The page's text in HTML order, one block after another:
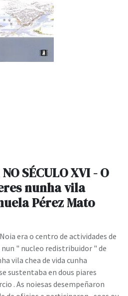
SÉCULO XVI - O
nunha vila
Pérez Mato
era o centro de actividades de
" nucleo redistribuidor " de
vila chea de vida cunha
sustentaba en dous piares
. As noiesas desempeñaron